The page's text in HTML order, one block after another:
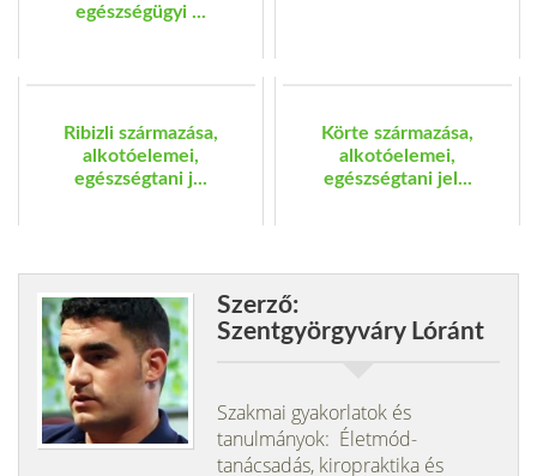
egészségügyi ...
Ribizli származása,
alkotóelemei,
egészségtani j...
Körte származása,
alkotóelemei,
egészségtani jel...
Szerző:
Szentgyörgyváry Lóránt
Szakmai gyakorlatok és
tanulmányok: Életmód-
tanácsadás, kiropraktika és